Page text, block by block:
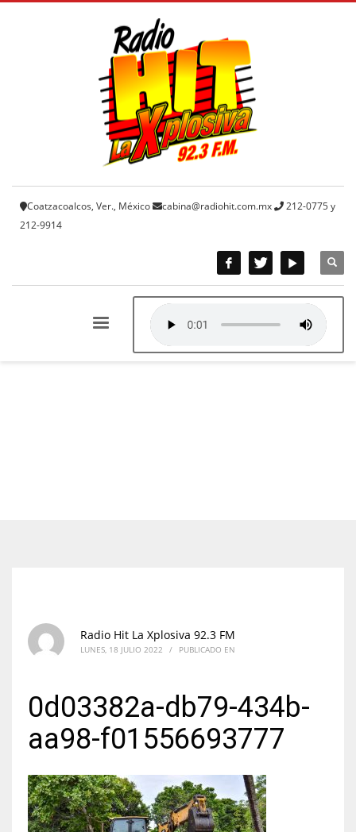
Coatzacoalcos, Ver., México cabina@radiohit.com.mx
212-0775 y
212-9914
Radio Hit La Xplosiva 92.3 FM
LUNES, 18 JULIO 2022 / PUBLICADO EN
0d03382a-db79-434b-
aa98-f01556693777